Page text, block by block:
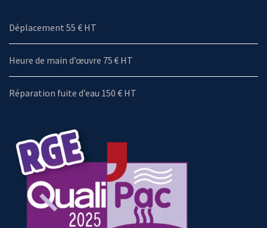
Déplacement 55 € HT
Heure de main d’œuvre 75 € HT
Réparation fuite d’eau 150 € HT